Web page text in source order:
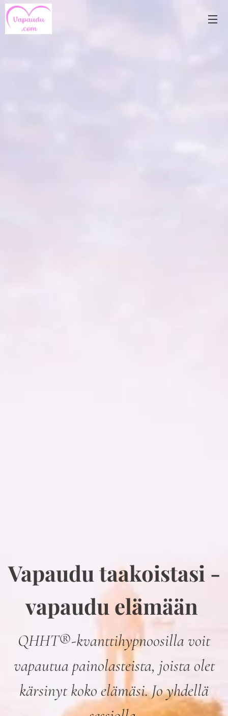
Vapaudu taakoistasi -
vapaudu elämään
QHHT®-kvanttihypnoosilla voit
vapautua painolasteista, joista olet
kärsinyt koko elämäsi. Jo yhdellä